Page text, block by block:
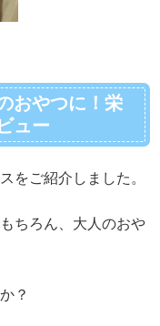
おやつに！栄
ュー
をご紹介しました。
ちろん、大人のおや
？